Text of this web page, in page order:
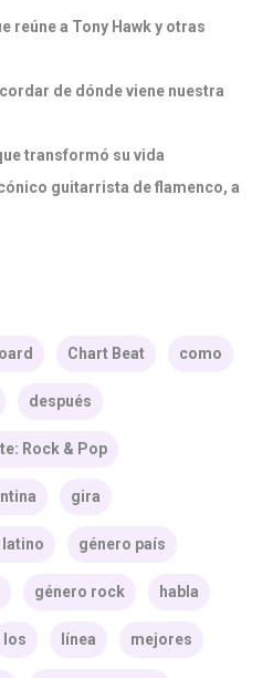
reúne a Tony Hawk y otras
de dónde viene nuestra
transformó su vida
guitarrista de flamenco, a
Chart Beat como
después
Rock & Pop
gira
género país
género rock habla
los línea mejores